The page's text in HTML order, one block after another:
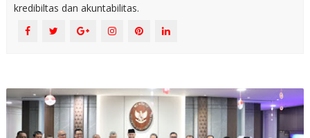
kredibiltas dan akuntabilitas.